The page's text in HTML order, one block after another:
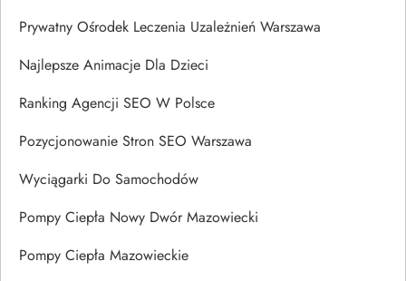
Prywatny Ośrodek Leczenia Uzależnień Warszawa
Najlepsze Animacje Dla Dzieci
Ranking Agencji SEO W Polsce
Pozycjonowanie Stron SEO Warszawa
Wyciągarki Do Samochodów
Pompy Ciepła Nowy Dwór Mazowiecki
Pompy Ciepła Mazowieckie